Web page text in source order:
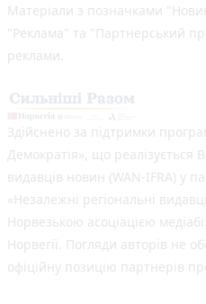
Матеріали з позначками
"Реклама" та "Партнерський
реклами.
Здійснено за підтримки
Демократія», що реалізується
видавців новин (WAN-IFRA) у
«Незалежні регіональні
Норвезькою асоціацією
Норвегії. Погляди авторів не
офіційну позицію партнерів